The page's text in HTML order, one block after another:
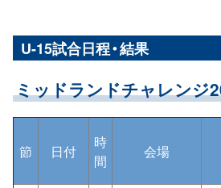
U-15試合日程・結果
ミッドランドチャレンジ
節 日付
時
間
会場